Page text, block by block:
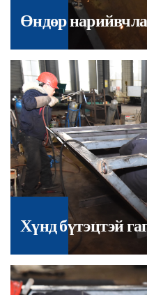
Өндөр
Хүнд бүтэцтэй